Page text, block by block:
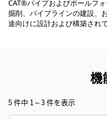
CAT®パイプおよびポールフ
掘削、パイプラインの建設、
途向けに設計および構築され
機
5 件中 1～3 件を表示